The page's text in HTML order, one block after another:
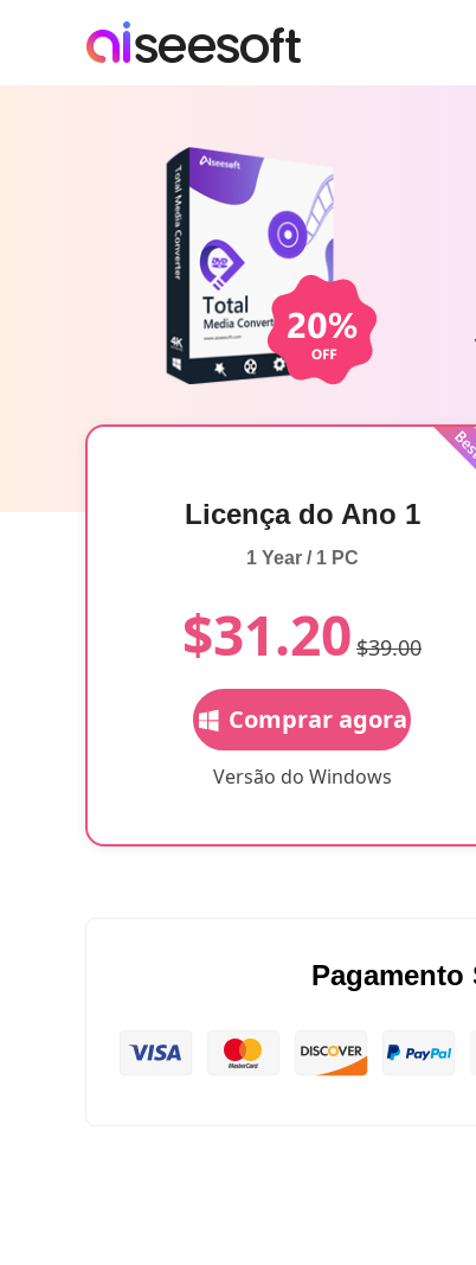
Licença do Ano 1
1 Year / 1 PC
$31.20 $39.00
Comprar agora
Versão do Windows
Pagamento